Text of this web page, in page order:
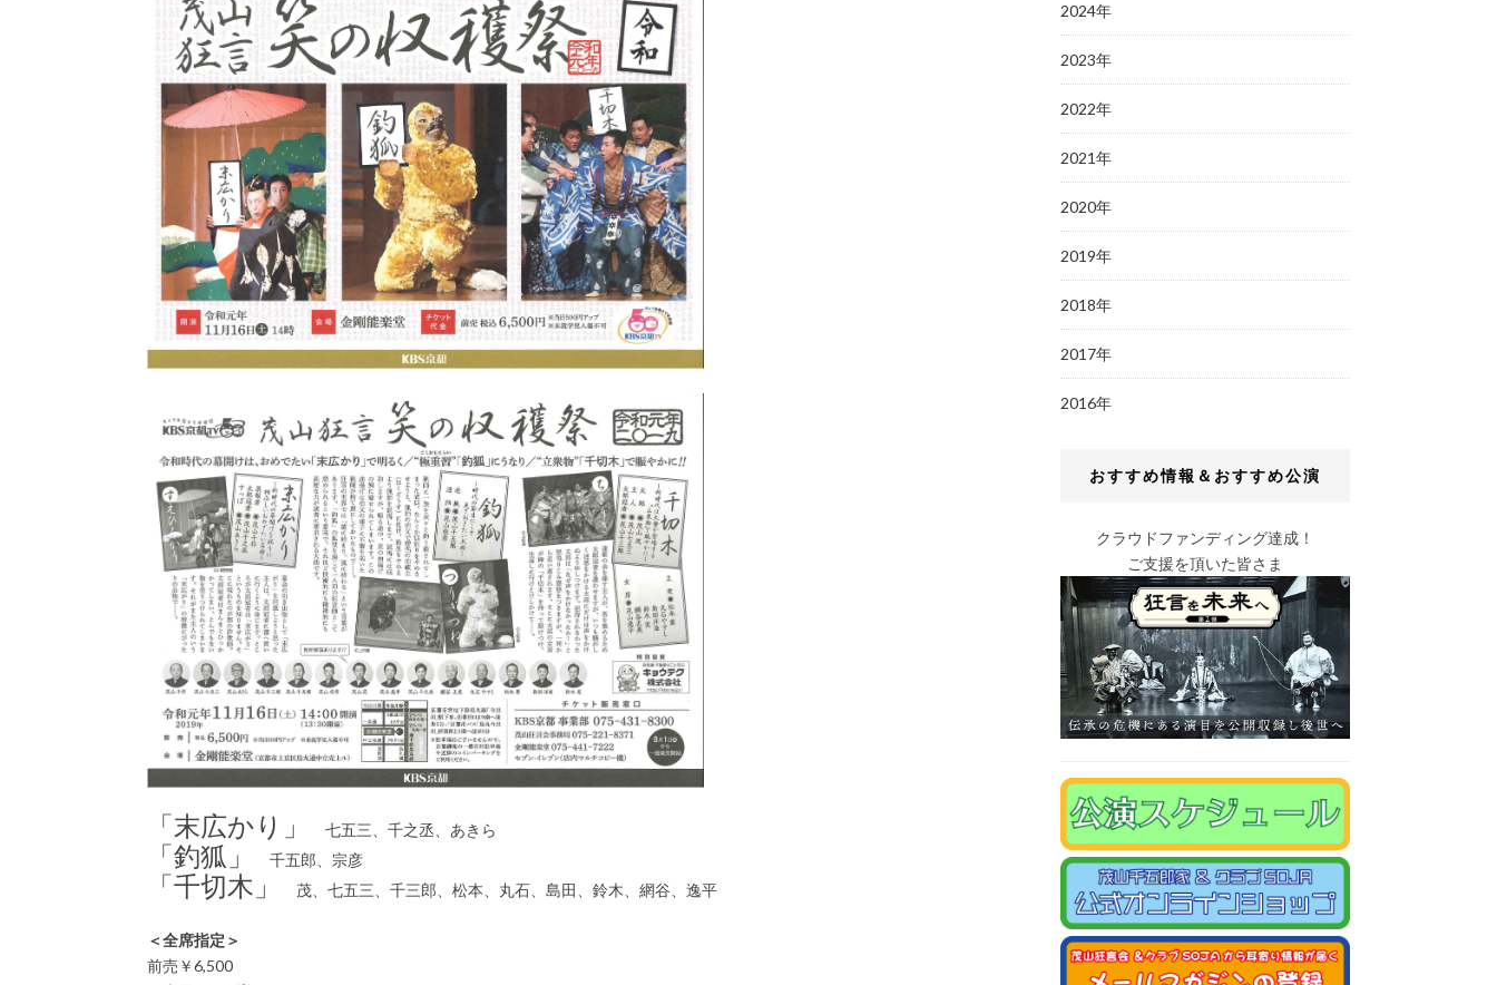
「末広かり」 七五三、千之丞、あきら
「釣狐」 千五郎、宗彦
「千切木」 茂、七五三、千三郎、松本、丸石、島田、鈴木、網谷、逸平
＜全席指定＞
前売￥6,500
2024年
2023年
2022年
2021年
2020年
2019年
2018年
2017年
2016年
おすすめ情報＆おすすめ公演
クラウドファンディング達成！
ご支援を頂いた皆さま